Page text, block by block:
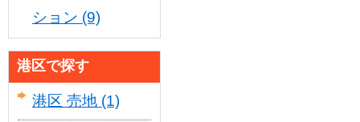
ション (9)
港区で探す
港区 売地 (1)